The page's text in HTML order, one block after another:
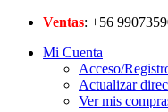
Ventas: +56
Mi Cuenta
Acceso/
Actualizar
Ver mis